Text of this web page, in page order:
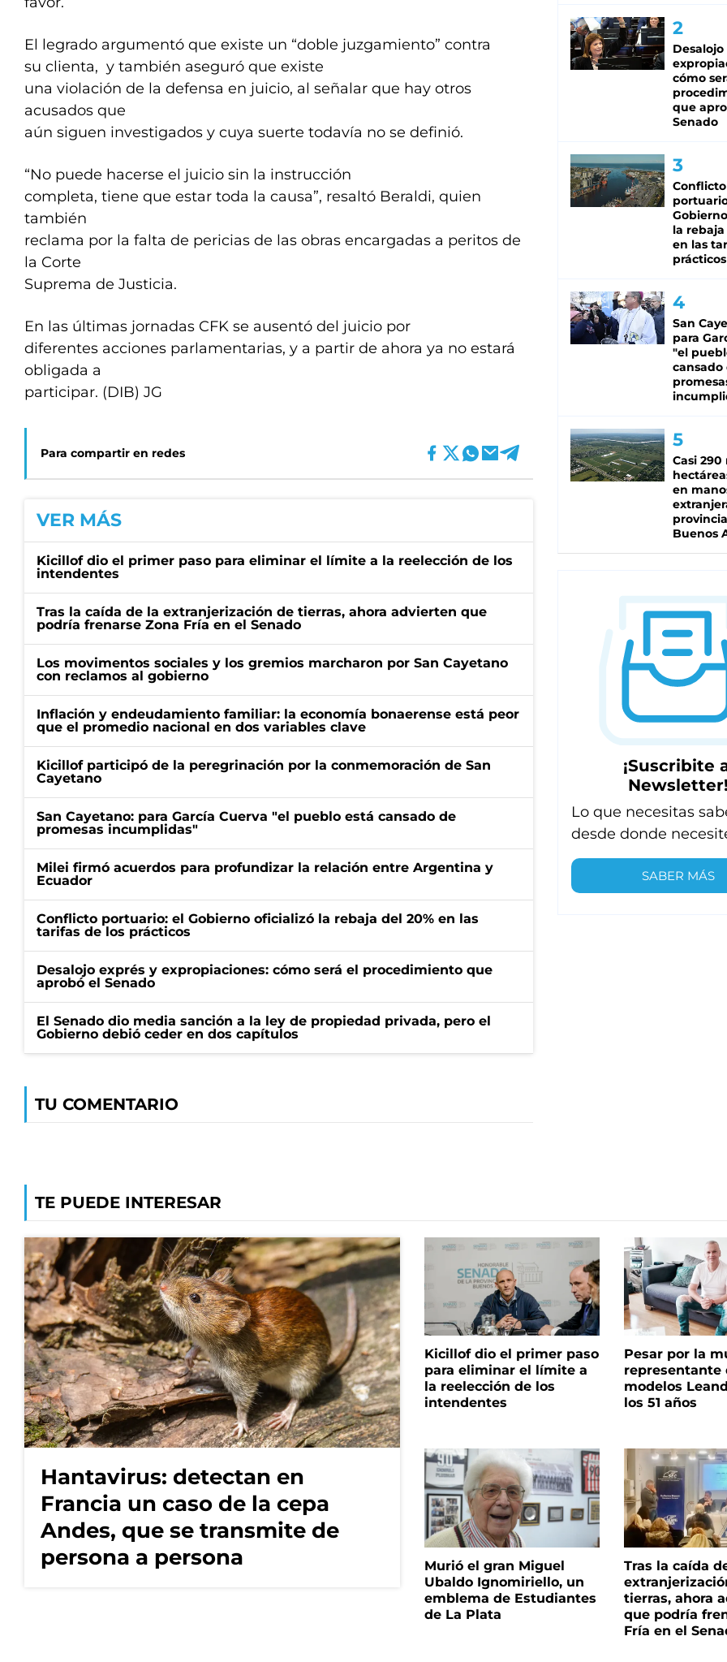
El legrado argumentó que existe un “doble juzgamiento” contra
su clienta, y también aseguró que existe
una violación de la defensa en juicio, al señalar que hay otros
acusados que
aún siguen investigados y cuya suerte todavía no se definió.
“No puede hacerse el juicio sin la instrucción
completa, tiene que estar toda la causa”, resaltó Beraldi, quien
también
reclama por la falta de pericias de las obras encargadas a peritos de
la Corte
Suprema de Justicia.
En las últimas jornadas CFK se ausentó del juicio por
diferentes acciones parlamentarias, y a partir de ahora ya no estará
obligada a
participar. (DIB) JG
Para compartir en redes
VER MÁS
Kicillof dio el primer paso para eliminar el límite a la reelección de los
intendentes
Tras la caída de la extranjerización de tierras, ahora advierten que
podría frenarse Zona Fría en el Senado
Los movimentos sociales y los gremios marcharon por San Cayetano
con reclamos al gobierno
Inflación y endeudamiento familiar: la economía bonaerense está peor
que el promedio nacional en dos variables clave
Kicillof participó de la peregrinación por la conmemoración de San
Cayetano
San Cayetano: para García Cuerva "el pueblo está cansado de
promesas incumplidas"
Milei firmó acuerdos para profundizar la relación entre Argentina y
Ecuador
Conflicto portuario: el Gobierno oficializó la rebaja del 20% en las
tarifas de los prácticos
Desalojo exprés y expropiaciones: cómo será el procedimiento que
aprobó el Senado
El Senado dio media sanción a la ley de propiedad privada, pero el
Gobierno debió ceder en dos capítulos
TU COMENTARIO
cómo
que
Senado
Conflicto
la rebaja
en las
prácticos
San
para
"el
cansado
Casi 290
en
Buenos
¡Suscribite
Newsletter!
Lo que necesitas
desde donde
SABER MÁS
TE PUEDE INTERESAR
Hantavirus: detectan en
Francia un caso de la cepa
Andes, que se transmite de
persona a persona
Kicillof dio el primer paso
para eliminar el límite a
la reelección de los
intendentes
Pesar por la
representante
modelos
los 51 años
Murió el gran Miguel
Ubaldo Ignomiriello, un
emblema de Estudiantes
de La Plata
Tras la caída
tierras, ahora
que podría
Fría en el